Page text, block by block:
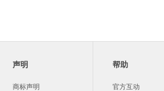
声明
商标声明
帮助
官方互动